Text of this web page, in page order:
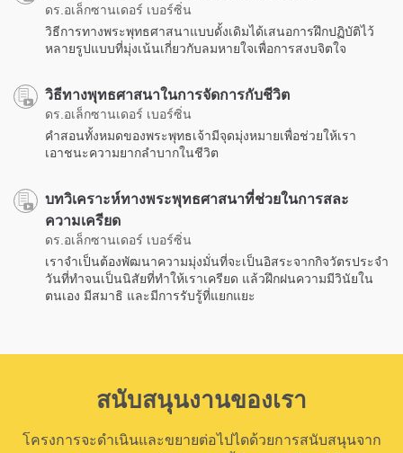
ดร.อเล็กซานเดอร์ เบอร์ซิ่น
วิธีการทางพระพุทธศาสนาแบบดั้งเดิมได้เสนอการฝึกปฏิบัติไว้
หลายรูปแบบที่มุ่งเน้นเกี่ยวกับลมหายใจเพื่อการสงบจิตใจ
วิธีทางพุทธศาสนาในการจัดการกับชีวิต
ดร.อเล็กซานเดอร์ เบอร์ซิ่น
คำสอนทั้งหมดของพระพุทธเจ้ามีจุดมุ่งหมายเพื่อช่วยให้เรา
เอาชนะความยากลำบากในชีวิต
บทวิเคราะห์ทางพระพุทธศาสนาที่ช่วยในการสละ
ความเครียด
ดร.อเล็กซานเดอร์ เบอร์ซิ่น
เราจำเป็นต้องพัฒนาความมุ่งมั่นที่จะเป็นอิสระจากกิจวัตรประจำ
วันที่ทำจนเป็นนิสัยที่ทำให้เราเครียด แล้วฝึกฝนความมีวินัยใน
ตนเอง มีสมาธิ และมีการรับรู้ที่แยกแยะ
สนับสนุนงานของเรา
โครงการจะดำเนินและขยายต่อไปไดด้วยการสนับสนุนจาก